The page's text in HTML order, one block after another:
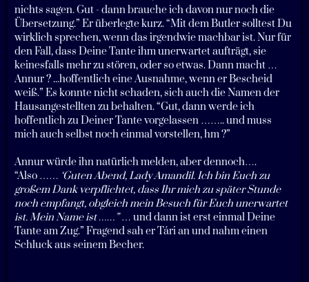
nichts sagen. Gut - dann brauche ich davon nur noch die
Übersetzung.” Er überlegte kurz. “Mit dem Butler solltest Du
wirklich sprechen, wenn das irgendwie machbar ist. Nur für
den Fall, dass Deine Tante ihm unerwartet aufträgt, sie
keinesfalls mehr zu stören, oder so etwas. Dann macht …
Annur ? ...hoffentlich eine Ausnahme, wenn er Bescheid
weiß.” Es konnte nicht schaden, sich auch die Namen der
Hausangestellten zu behalten. “Gut, dann werde ich
hoffentlich zu Deiner Tante vorgelassen …….. und muss
mich auch selbst noch einmal vorstellen, hm ?”
Annur würde ihn natürlich melden, aber dennoch….
“Also …… ‘Guten Abend, Lady Amandil. Ich bin Euch zu
großem Dank verpflichtet, dass Ihr mich zu später Stunde
noch empfangt, obgleich mein Besuch für Euch unerwartet
ist. Mein Name ist ……”… und dann ist erst einmal Deine
Tante am Zug.” Fragend sah er Tári an und nahm einen
Schluck aus seinem Becher.